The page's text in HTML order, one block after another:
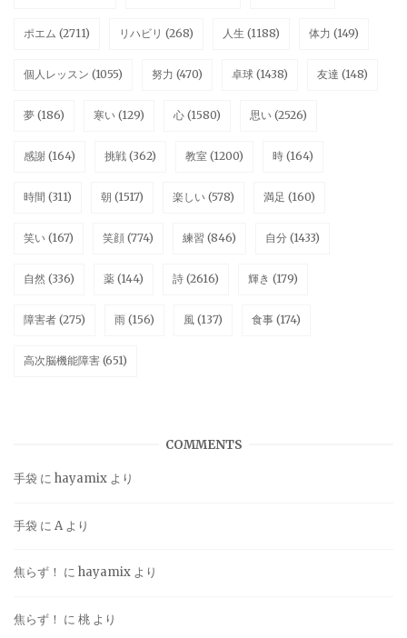
ポエム (2711) リハビリ (268) 人生 (1188) 体力 (149)
個人レッスン (1055) 努力 (470) 卓球 (1438) 友達 (148)
夢 (186) 寒い (129) 心 (1580) 思い (2526)
感謝 (164) 挑戦 (362) 教室 (1200) 時 (164)
時間 (311) 朝 (1517) 楽しい (578) 満足 (160)
笑い (167) 笑顔 (774) 練習 (846) 自分 (1433)
自然 (336) 薬 (144) 詩 (2616) 輝き (179)
障害者 (275) 雨 (156) 風 (137) 食事 (174)
高次脳機能障害 (651)
COMMENTS
手袋 に hayamix より
手袋 に Aより
焦らず！ に hayamix より
焦らず！ に 桃 より